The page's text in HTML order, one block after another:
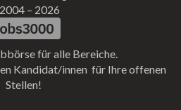
für alle Bereiche.
Kandidat/innen für Ihre offenen
Stellen!
– 2026